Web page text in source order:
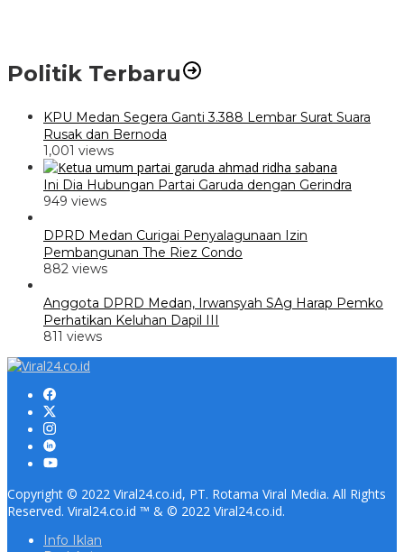
Politik Terbaru
KPU Medan Segera Ganti 3.388 Lembar Surat Suara
Rusak dan Bernoda
1,001 views
Ini Dia Hubungan Partai Garuda dengan Gerindra
949 views
DPRD Medan Curigai Penyalagunaan Izin
Pembangunan The Riez Condo
882 views
Anggota DPRD Medan, Irwansyah SAg Harap Pemko
Perhatikan Keluhan Dapil III
811 views
Copyright © 2022 Viral24.co.id, PT. Rotama Viral Media. All Rights
Reserved. Viral24.co.id ™ & © 2022 Viral24.co.id.
Info Iklan